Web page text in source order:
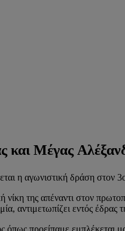
και Μέγας
η αγωνιστική δράση στον
νίκη της απέναντι στον
αντιμετωπίζει εντός
προείπαμε εμπλέκεται